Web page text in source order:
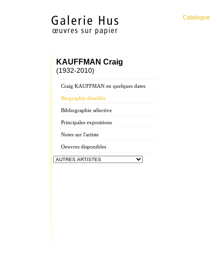
Catalogue
KAUFFMAN Craig
(1932-2010)
Craig KAUFFMAN en quelques dates
Biographie détaillée
Bibliographie sélective
Principales expositions
Notes sur l'artiste
Oeuvres disponibles